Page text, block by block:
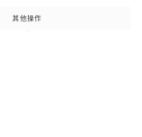
其他操作